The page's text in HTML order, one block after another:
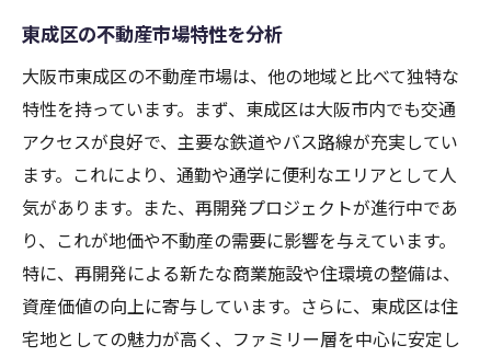
東成区の不動産市場特性を分析
大阪市東成区の不動産市場は、他の地域と比べて独特な
特性を持っています。まず、東成区は大阪市内でも交通
アクセスが良好で、主要な鉄道やバス路線が充実してい
ます。これにより、通勤や通学に便利なエリアとして人
気があります。また、再開発プロジェクトが進行中であ
り、これが地価や不動産の需要に影響を与えています。
特に、再開発による新たな商業施設や住環境の整備は、
資産価値の向上に寄与しています。さらに、東成区は住
宅地としての魅力が高く、ファミリー層を中心に安定し